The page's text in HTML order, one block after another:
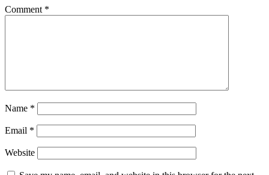
Comment *
Name *
Email *
Website